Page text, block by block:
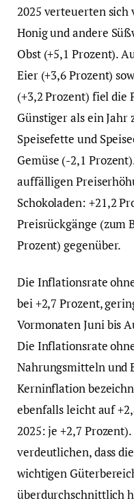
2025 verteuerten sich
Honig und andere
Obst (+5,1 Prozent).
Eier (+3,6 Prozent)
(+3,2 Prozent) fiel die
Günstiger als ein
Speisefette und
Gemüse (-2,1
auffälligen
Schokoladen: +21,2
Preisrückgänge (zum
Prozent) gegenüber.
Die Inflationsrate
bei +2,7 Prozent,
Vormonaten Juni bis
Die Inflationsrate
Nahrungsmitteln und
Kerninflation
ebenfalls leicht auf
2025: je +2,7
verdeutlichen, dass
wichtigen
überdurchschnittlich